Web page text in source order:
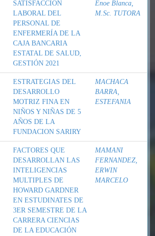
SATISFACCIÓN
LABORAL DEL
PERSONAL DE
ENFERMERÍA DE LA
CAJA BANCARIA
ESTATAL DE SALUD,
GESTIÓN 2021
Enoe Blanca,
M.Sc. TUTORA
ESTRATEGIAS DEL
DESARROLLO
MOTRIZ FINA EN
NIÑOS Y NIÑAS DE 5
AÑOS DE LA
FUNDACION SARIRY
MACHACA
BARRA,
ESTEFANIA
FACTORES QUE
DESARROLLAN LAS
INTELIGENCIAS
MULTIPLES DE
HOWARD GARDNER
EN ESTUDINATES DE
3ER SEMESTRE DE LA
CARRERA CIENCIAS
DE LA EDUCACIÓN
MAMANI
FERNANDEZ,
ERWIN
MARCELO